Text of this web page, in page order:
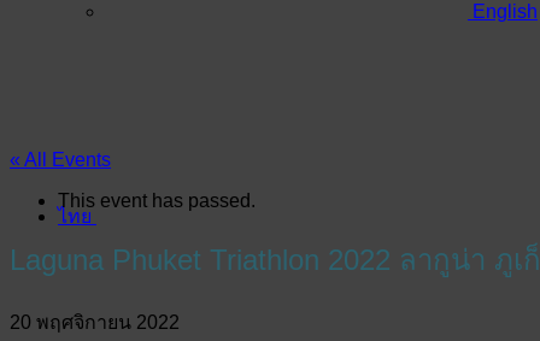
English
ไทย
« All Events
This event has passed.
Laguna Phuket Triathlon 2022 ลากูน่า ภู
20 พฤศจิกายน 2022